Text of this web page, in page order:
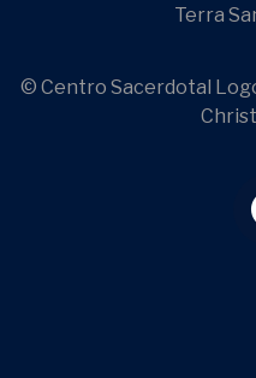
Terra
© Centro Sacerdotal